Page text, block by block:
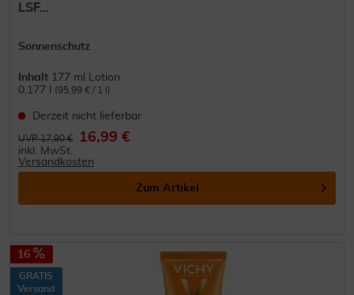
LSF...
Sonnenschutz
Inhalt 177 ml Lotion
0.177 l
(95,99 € / 1 l)
Derzeit nicht lieferbar
UVP 17,90 € 16,99 €
inkl. MwSt.
Versandkosten
Zum Artikel
16
GRATIS
Versand